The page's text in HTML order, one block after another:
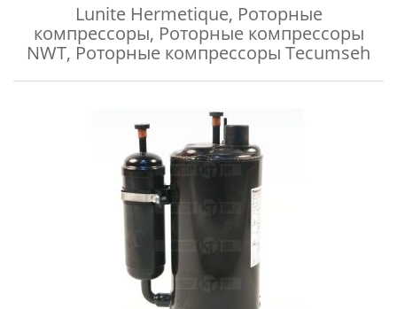
Lunite Hermetique, Роторные
компрессоры, Роторные компрессоры
NWT, Роторные компрессоры Tecumseh